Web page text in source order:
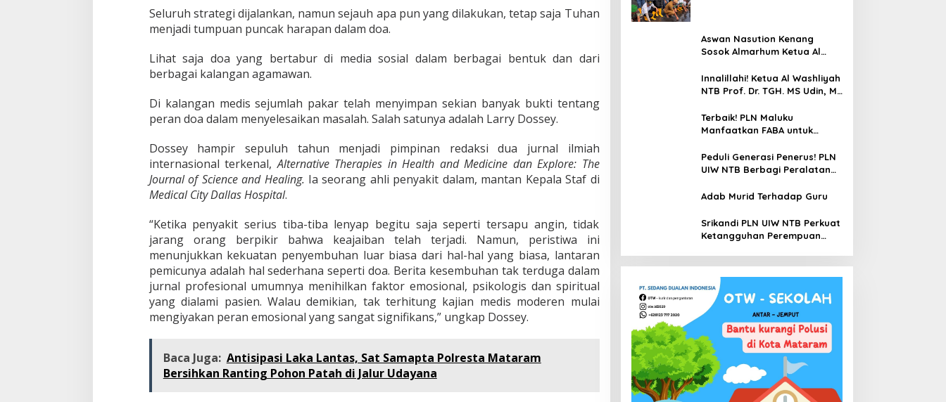
Seluruh strategi dijalankan, namun sejauh apa pun yang dilakukan, tetap saja Tuhan
menjadi tumpuan puncak harapan dalam doa.
Lihat saja doa yang bertabur di media sosial dalam berbagai bentuk dan dari
berbagai kalangan agamawan.
Di kalangan medis sejumlah pakar telah menyimpan sekian banyak bukti tentang
peran doa dalam menyelesaikan masalah. Salah satunya adalah Larry Dossey.
Dossey hampir sepuluh tahun menjadi pimpinan redaksi dua jurnal ilmiah
internasional terkenal,Alternative Therapies in Health and Medicine dan Explore: The
Journal of Science and Healing. Ia seorang ahli penyakit dalam, mantan Kepala Staf di
Medical City Dallas Hospital.
“Ketika penyakit serius tiba-tiba lenyap begitu saja seperti tersapu angin, tidak
jarang orang berpikir bahwa keajaiban telah terjadi. Namun, peristiwa ini
menunjukkan kekuatan penyembuhan luar biasa dari hal-hal yang biasa, lantaran
pemicunya adalah hal sederhana seperti doa. Berita kesembuhan tak terduga dalam
jurnal profesional umumnya menihilkan faktor emosional, psikologis dan spiritual
yang dialami pasien. Walau demikian, tak terhitung kajian medis moderen mulai
mengiyakan peran emosional yang sangat signifikans,” ungkap Dossey.
Baca Juga: Antisipasi Laka Lantas, Sat Samapta Polresta Mataram
Bersihkan Ranting Pohon Patah di Jalur Udayana
Aswan Nasution Kenang
Sosok Almarhum Ketua Al
MS Udin, MA
Innalillahi! Ketua Al Washliyah
NTB Prof. Dr. TGH. MS Udin, MA
Terbaik! PLN Maluku
Manfaatkan FABA untuk
Tidore
Peduli Generasi Penerus! PLN
UIW NTB Berbagi Peralatan
Adab Murid Terhadap Guru
Srikandi PLN UIW NTB Perkuat
Ketangguhan Perempuan